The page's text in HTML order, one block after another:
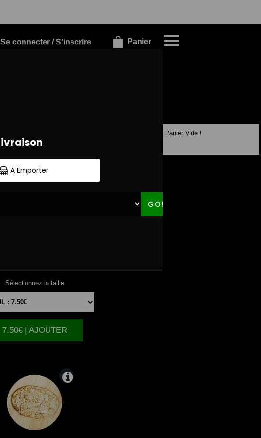
Se connecter / S'inscrire Panier
×
Sélectionnez la taille
7.50€ | AJOUTER
Panier Vide !